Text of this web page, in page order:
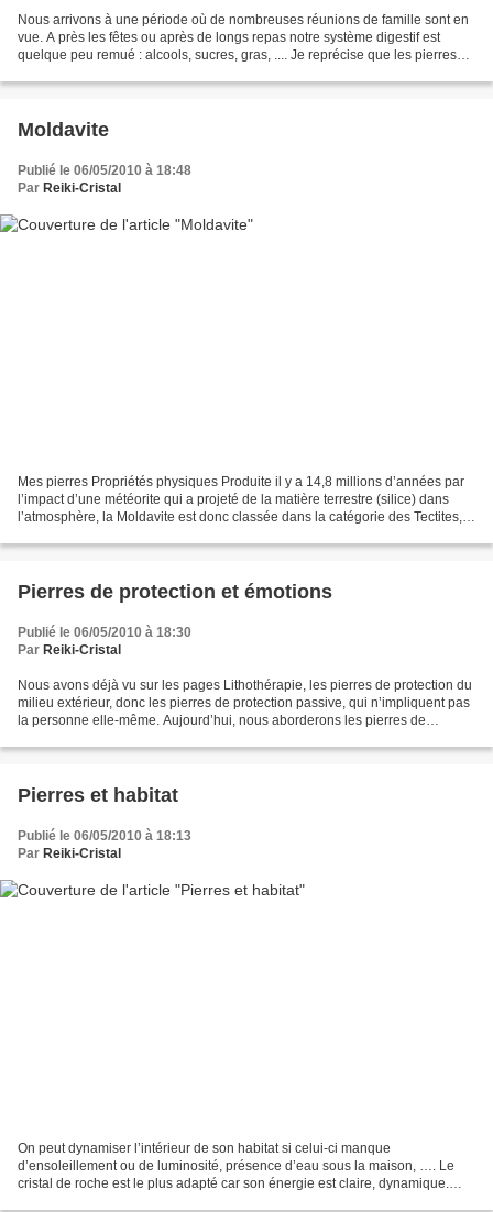
Nous arrivons à une période où de nombreuses réunions de famille sont en
vue. A près les fêtes ou après de longs repas notre système digestif est
quelque peu remué : alcools, sucres, gras, .... Je reprécise que les pierres
Moldavite
Publié le 06/05/2010 à 18:48
Par Reiki-Cristal
Mes pierres Propriétés physiques Produite il y a 14,8 millions d’années par
l’impact d’une météorite qui a projeté de la matière terrestre (silice) dans
l’atmosphère, la Moldavite est donc classée dans la catégorie des Tectites,
Pierres de protection et émotions
Publié le 06/05/2010 à 18:30
Par Reiki-Cristal
Nous avons déjà vu sur les pages Lithothérapie, les pierres de protection du
milieu extérieur, donc les pierres de protection passive, qui n’impliquent pas
la personne elle-même. Aujourd’hui, nous aborderons les pierres de
Pierres et habitat
Publié le 06/05/2010 à 18:13
Par Reiki-Cristal
On peut dynamiser l’intérieur de son habitat si celui-ci manque
d’ensoleillement ou de luminosité, présence d’eau sous la maison, …. Le
cristal de roche est le plus adapté car son énergie est claire, dynamique.